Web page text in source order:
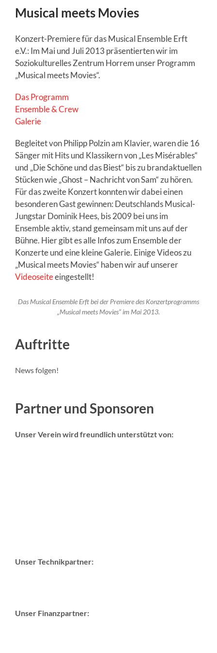
Musical meets Movies
Konzert-Premiere für das Musical Ensemble Erft
e.V.: Im Mai und Juli 2013 präsentierten wir im
Soziokulturelles Zentrum Horrem unser Programm
„Musical meets Movies“.
Das Programm
Ensemble & Crew
Galerie
Begleitet von Philipp Polzin am Klavier, waren die 16
Sänger mit Hits und Klassikern von „Les Misérables“
und „Die Schöne und das Biest“ bis zu brandaktuellen
Stücken wie „Ghost – Nachricht von Sam“ zu hören.
Für das zweite Konzert konnten wir dabei einen
besonderen Gast gewinnen: Deutschlands Musical-
Jungstar Dominik Hees, bis 2009 bei uns im
Ensemble aktiv, stand gemeinsam mit uns auf der
Bühne. Hier gibt es alle Infos zum Ensemble der
Konzerte und eine kleine Galerie. Einige Videos zu
„Musical meets Movies“ haben wir auf unserer
Videoseiteeingestellt!
Das Musical Ensemble Erft bei der Premiere des Konzertprogramms
„Musical meets Movies“ im Mai 2013.
Auftritte
News folgen!
Partner und Sponsoren
Unser Verein wird freundlich unterstützt von:
Unser Technikpartner:
Unser Finanzpartner: